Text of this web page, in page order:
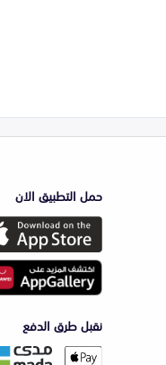
حمل التطبيق الان
نقبل طرق الدفع